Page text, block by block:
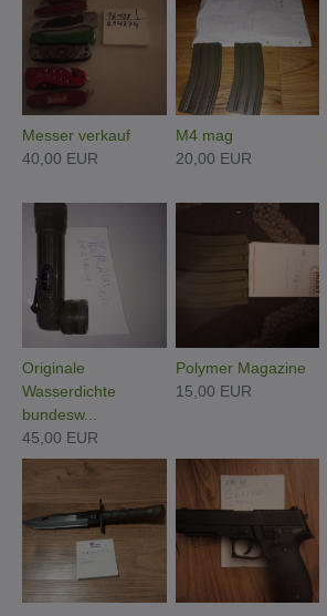
Messer verkauf
40,00 EUR
M4 mag
20,00 EUR
Originale
Wasserdichte
bundesw...
45,00 EUR
Polymer Magazine
15,00 EUR